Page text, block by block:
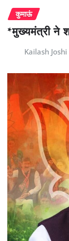
कुमाऊं
*मुख्यमंत्री ने
Kailash Joshi